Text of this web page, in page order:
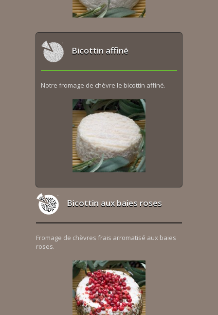
Bicottin affiné
Notre fromage de chèvre le bicottin affiné.
Bicottin aux baies roses
Fromage de chèvres frais arromatisé aux baies
roses.